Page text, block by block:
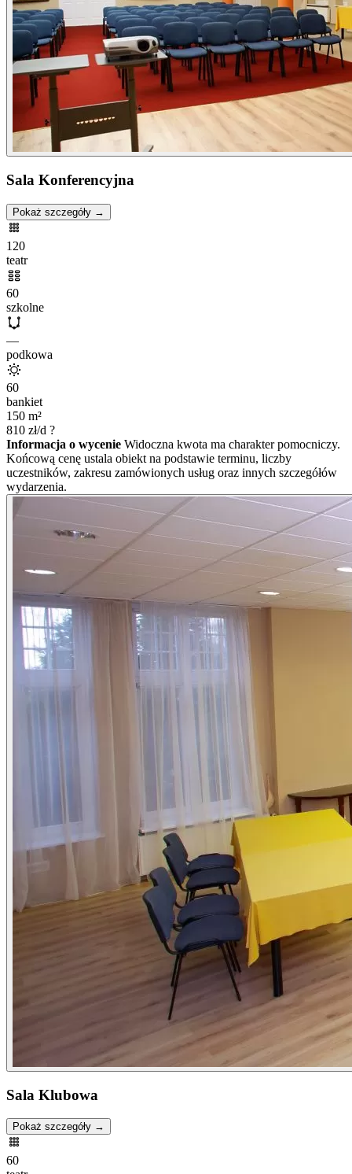
Sala Konferencyjna
Pokaż szczegóły →
120
teatr
60
szkolne
—
podkowa
60
bankiet
150 m²
810 zł/d ?
Informacja o wycenie Widoczna kwota ma charakter pomocniczy.
Końcową cenę ustala obiekt na podstawie terminu, liczby
uczestników, zakresu zamówionych usług oraz innych szczegółów
wydarzenia.
Sala Klubowa
Pokaż szczegóły →
60